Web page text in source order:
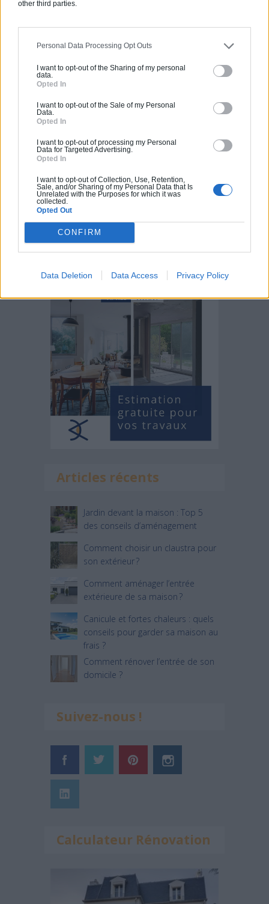
other third parties.
Personal Data Processing Opt Outs
I want to opt-out of the Sharing of my personal
data.
Opted In
I want to opt-out of the Sale of my Personal
Data.
Opted In
I want to opt-out of processing my Personal
Data for Targeted Advertising.
Opted In
I want to opt-out of Collection, Use, Retention,
Sale, and/or Sharing of my Personal Data that Is
Unrelated with the Purposes for which it was
collected.
Opted Out
CONFIRM
Data Deletion Data Access Privacy Policy
PARTAGER SUR
Pourquoi faire appel à un home stager professionnel ?
Estimez gratuitement
votre projet
Articles récents
Jardin devant la maison : Top 5
des conseils d’aménagement
Comment choisir un claustra pour
son extérieur ?
Comment aménager l’entrée
extérieure de sa maison ?
Canicule et fortes chaleurs : quels
conseils pour garder sa maison au
frais ?
Comment rénover l’entrée de son
domicile ?
Suivez-nous !
Calculateur Rénovation